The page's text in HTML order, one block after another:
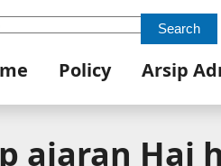
Search
Policy Arsip
ajaran